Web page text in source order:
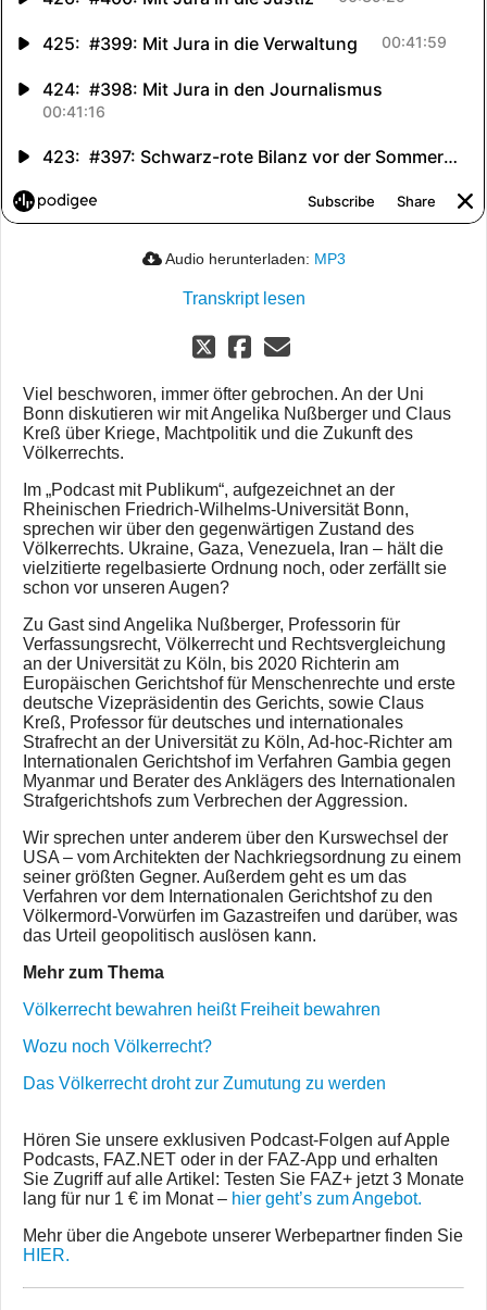
Audio herunterladen: MP3
Transkript lesen
Viel beschworen, immer öfter gebrochen. An der Uni
Bonn diskutieren wir mit Angelika Nußberger und Claus
Kreß über Kriege, Machtpolitik und die Zukunft des
Völkerrechts.
Im „Podcast mit Publikum“, aufgezeichnet an der
Rheinischen Friedrich-Wilhelms-Universität Bonn,
sprechen wir über den gegenwärtigen Zustand des
Völkerrechts. Ukraine, Gaza, Venezuela, Iran – hält die
vielzitierte regelbasierte Ordnung noch, oder zerfällt sie
schon vor unseren Augen?
Zu Gast sind Angelika Nußberger, Professorin für
Verfassungsrecht, Völkerrecht und Rechtsvergleichung
an der Universität zu Köln, bis 2020 Richterin am
Europäischen Gerichtshof für Menschenrechte und erste
deutsche Vizepräsidentin des Gerichts, sowie Claus
Kreß, Professor für deutsches und internationales
Strafrecht an der Universität zu Köln, Ad-hoc-Richter am
Internationalen Gerichtshof im Verfahren Gambia gegen
Myanmar und Berater des Anklägers des Internationalen
Strafgerichtshofs zum Verbrechen der Aggression.
Wir sprechen unter anderem über den Kurswechsel der
USA – vom Architekten der Nachkriegsordnung zu einem
seiner größten Gegner. Außerdem geht es um das
Verfahren vor dem Internationalen Gerichtshof zu den
Völkermord-Vorwürfen im Gazastreifen und darüber, was
das Urteil geopolitisch auslösen kann.
Mehr zum Thema
Völkerrecht bewahren heißt Freiheit bewahren
Wozu noch Völkerrecht?
Das Völkerrecht droht zur Zumutung zu werden
Hören Sie unsere exklusiven Podcast-Folgen auf Apple
Podcasts, FAZ.NET oder in der FAZ-App und erhalten
Sie Zugriff auf alle Artikel: Testen Sie FAZ+ jetzt 3 Monate
lang für nur 1 € im Monat – hier geht’s zum Angebot.
Mehr über die Angebote unserer Werbepartner finden Sie
HIER.